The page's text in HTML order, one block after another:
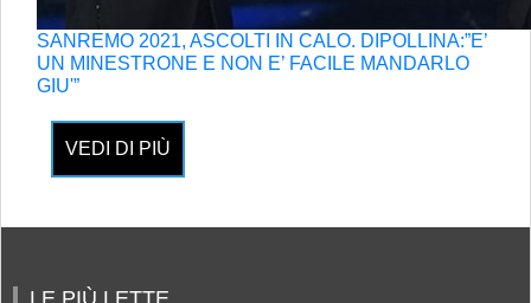
SANREMO 2021, ASCOLTI IN CALO. DIPOLLINA:”E’
UN MINESTRONE E NON E’ FACILE MANDARLO
GIU'”
VEDI DI PIÙ
LE PIÙ LETTE